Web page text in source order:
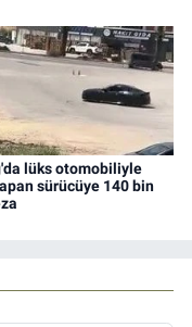
lüks otomobiliyle
sürücüye 140 bin